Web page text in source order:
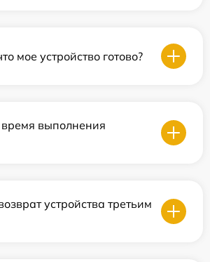
мое устройство готово?
время выполнения
устройства третьим